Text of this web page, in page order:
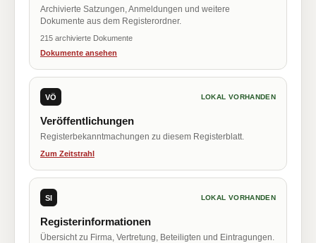
Archivierte Satzungen, Anmeldungen und weitere
Dokumente aus dem Registerordner.
215 archivierte Dokumente
Dokumente ansehen
VÖ LOKAL VORHANDEN
Veröffentlichungen
Registerbekanntmachungen zu diesem Registerblatt.
Zum Zeitstrahl
SI LOKAL VORHANDEN
Registerinformationen
Übersicht zu Firma, Vertretung, Beteiligten und Eintragungen.